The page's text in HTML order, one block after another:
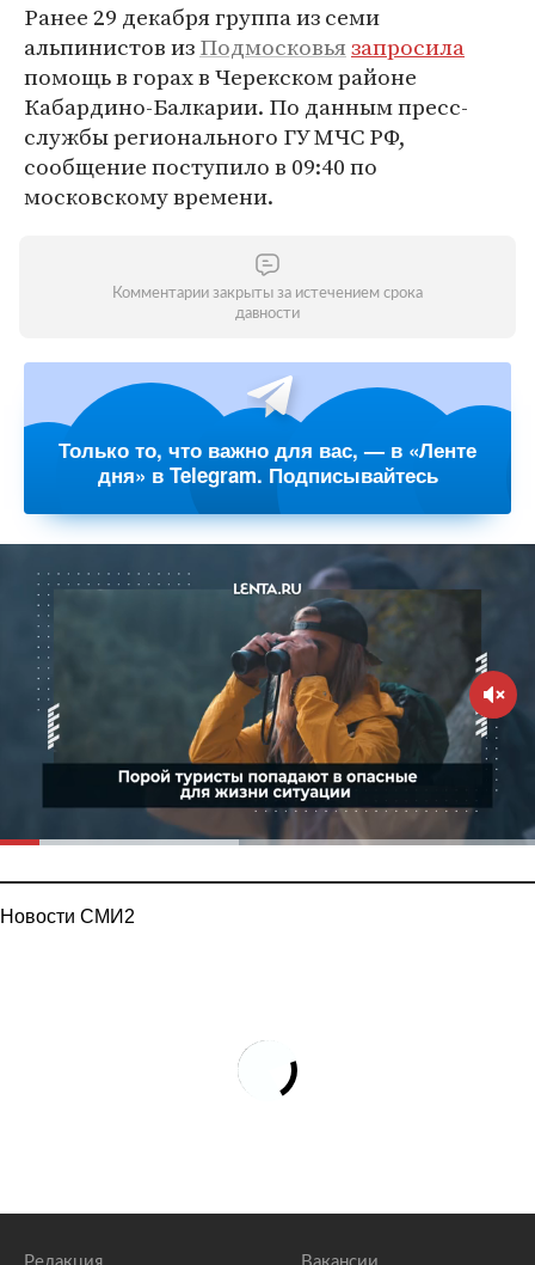
Ранее 29 декабря группа из семи
альпинистов изПодмосковьязапросила
помощь в горах в Черекском районе
Кабардино-Балкарии. По данным пресс-
службы регионального ГУ МЧС РФ,
сообщение поступило в 09:40 по
московскому времени.
Комментарии закрыты за истечением срока
давности
Только то, что важно для вас, — в «Ленте
дня» в Telegram. Подписывайтесь
Новости СМИ2